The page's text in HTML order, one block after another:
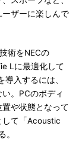
ザーに楽しんで
術をNECの
Lに最適化して
入するには、
。PCのボディ
や状態となって
して「Acoustic
。